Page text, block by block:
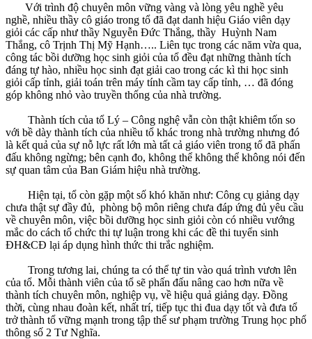
Với trình độ chuyên môn vững vàng và lòng yêu nghề yêu
nghề, nhiều thầy cô giáo trong tổ đã đạt danh hiệu Giáo viên dạy
giỏi các cấp như thầy Nguyễn Đức Thắng, thầy Huỳnh Nam
Thắng, cô Trịnh Thị Mỹ Hạnh….. Liên tục trong các năm vừa qua,
công tác bồi dưỡng học sinh giỏi của tổ đều đạt những thành tích
đáng tự hào, nhiều học sinh đạt giải cao trong các kì thi học sinh
giỏi cấp tỉnh, giải toán trên máy tính cầm tay cấp tỉnh, … đã đóng
góp không nhỏ vào truyền thống của nhà trường.
Thành tích của tổ Lý – Công nghệ vẫn còn thật khiêm tốn so
với bề dày thành tích của nhiều tổ khác trong nhà trường nhưng đó
là kết quả của sự nỗ lực rất lớn mà tất cả giáo viên trong tổ đã phấn
đấu không ngừng; bên cạnh đo, không thể không thể không nói đến
sự quan tâm của Ban Giám hiệu nhà trường.
Hiện tại, tổ còn gặp một số khó khăn như: Công cụ giảng dạy
chưa thật sự đầy đủ, phòng bộ môn riêng chưa đáp ứng đủ yêu cầu
về chuyên môn, việc bồi dưỡng học sinh giỏi còn có nhiều vướng
mắc do cách tổ chức thi tự luận trong khi các đề thi tuyển sinh
ĐH&CĐ lại áp dụng hình thức thi trắc nghiệm.
Trong tương lai, chúng ta có thể tự tin vào quá trình vươn lên
của tổ. Mỗi thành viên của tổ sẽ phấn đấu nâng cao hơn nữa về
thành tích chuyên môn, nghiệp vụ, về hiệu quả giảng dạy. Đồng
thời, cùng nhau đoàn kết, nhất trí, tiếp tục thi đua dạy tốt và đưa tổ
trở thành tổ vững mạnh trong tập thể sư phạm trường Trung học phổ
thông số 2 Tư Nghĩa.